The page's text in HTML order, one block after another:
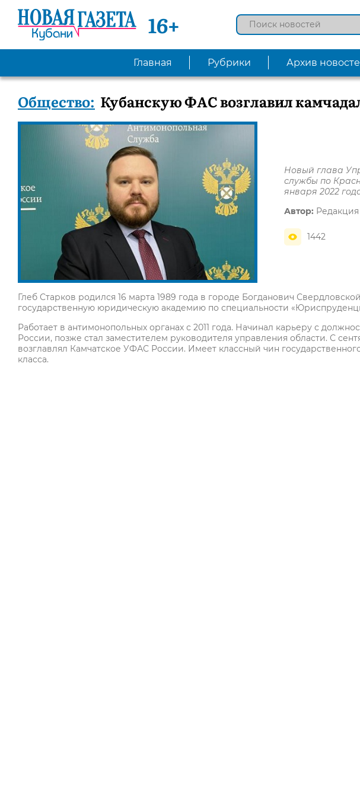
16+
Главная Рубрики Архив
Общество: Кубанскую ФАС возглавил
Новый глава
службы по
января 2022
Автор:
1442
Глеб Старков родился 16 марта 1989 года в городе Богданович
государственную юридическую академию по специальности
Работает в антимонопольных органах с 2011 года. Начинал карьеру с
России, позже стал заместителем руководителя управления области. С
возглавлял Камчатское УФАС России. Имеет классный чин
класса.